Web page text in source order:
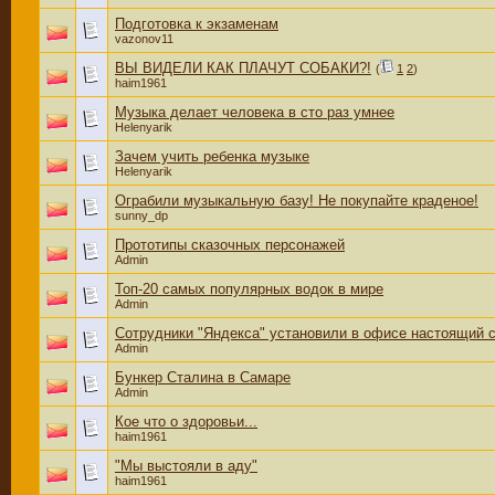
Подготовка к экзаменам
vazonov11
ВЫ ВИДЕЛИ КАК ПЛАЧУТ СОБАКИ?! ( 1 2)
haim1961
Музыка делает человека в сто раз умнее
Helenyarik
Зачем учить ребенка музыке
Helenyarik
Ограбили музыкальную базу! Не покупайте краденое!
sunny_dp
Прототипы сказочных персонажей
Admin
Топ-20 самых популярных водок в мире
Admin
Сотрудники "Яндекса" установили в офисе настоящий
Admin
Бункер Сталина в Самаре
Admin
Кое что о здоровьи...
haim1961
"Мы выстояли в аду"
haim1961